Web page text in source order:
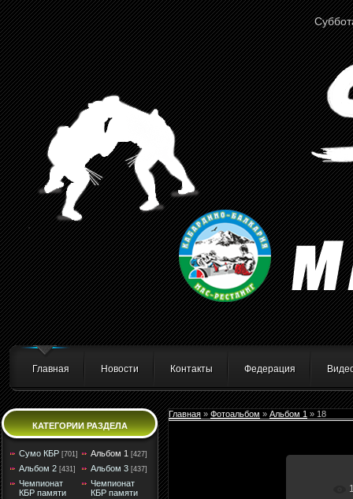
Главная Новости Контакты Федерация
КАТЕГОРИИ РАЗДЕЛА
Сумо КБР [701] Альбом 1 [427]
Альбом 2 [431] Альбом 3 [437]
Чемпионат
КБР памяти
Чемпионат
КБР памяти
Главная » Фотоальбом » Альбом 1 » 18